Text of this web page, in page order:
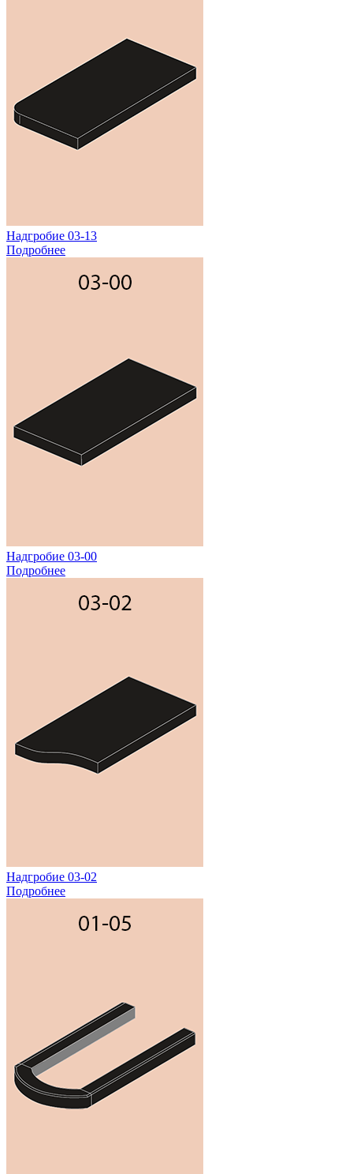
Надгробие 03-13
Подробнее
Надгробие 03-00
Подробнее
Надгробие 03-02
Подробнее